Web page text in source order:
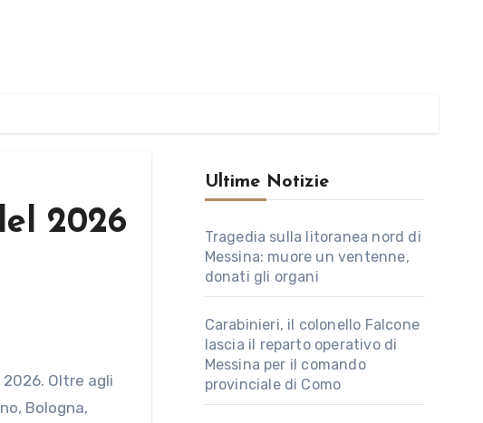
2026
Bologna,
Ultime Notizie
Tragedia sulla litoranea nord di
Messina: muore un ventenne,
donati gli organi
Carabinieri, il colonello Falcone
lascia il reparto operativo di
Messina per il comando
provinciale di Como